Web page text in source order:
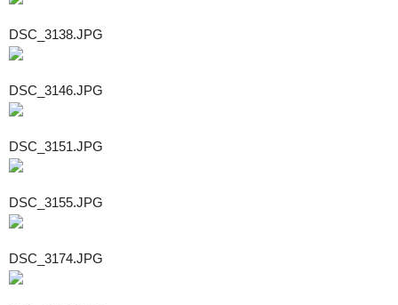
DSC_3138.JPG
DSC_3146.JPG
DSC_3151.JPG
DSC_3155.JPG
DSC_3174.JPG